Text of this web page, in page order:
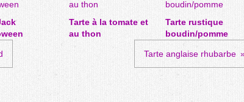
Tarte à la tomate et
au thon
Tarte rustique
boudin/pomme
​Tarte anglaise rhubarbe